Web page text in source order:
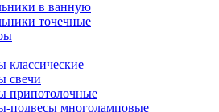
в ванную
точечные
классические
свечи
припотолочные
подвесы многоламповые